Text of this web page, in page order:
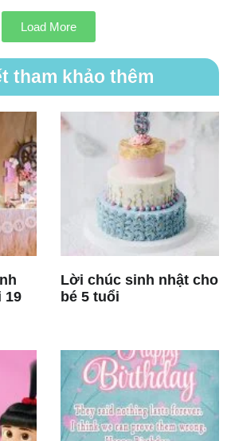
Load More
tham khảo thêm
19
Lời chúc sinh nhật cho
bé 5 tuổi